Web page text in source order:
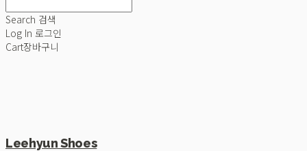
Search 검색
Log In 로그인
Cart장바구니
Leehyun Shoes